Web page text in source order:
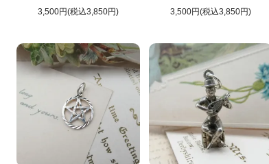
3,500円(税込3,850円)
3,500円(税込3,850円)
もっと詳細なカテゴリはココ！
リング（指輪） ブローチ
ペンダントトップ・ネックレス
その他（ブレスレット、ピアスなど）
もっと詳細なカテゴリはココ！
コスチュームジュエリー